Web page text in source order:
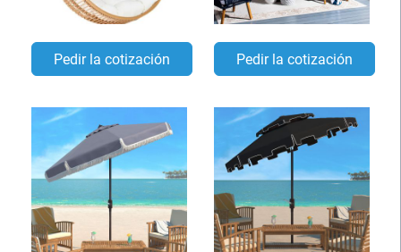
Pedir la cotización Pedir la cotización